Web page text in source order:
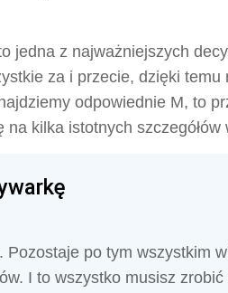
jedna z najważniejszych
za i przecie, dzięki
odpowiednie M, to
kilka istotnych
po tym wszystkim
I to wszystko musisz